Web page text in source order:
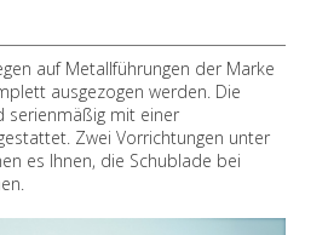
auf Metallführungen der Marke
ausgezogen werden. Die
serienmäßig mit einer
Zwei Vorrichtungen unter
es Ihnen, die Schublade bei